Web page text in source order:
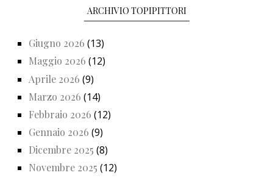
ARCHIVIO TOPIPITTORI
Giugno 2026 (13)
Maggio 2026 (12)
Aprile 2026 (9)
Marzo 2026 (14)
Febbraio 2026 (12)
Gennaio 2026 (9)
Dicembre 2025 (8)
Novembre 2025 (12)